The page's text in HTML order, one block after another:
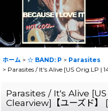
ホーム > ☆ BAND: P > Parasites
> Parasites / It's Alive [US Orig.LP |
Parasites / It's Alive
Clearview]【ユーズド】
[